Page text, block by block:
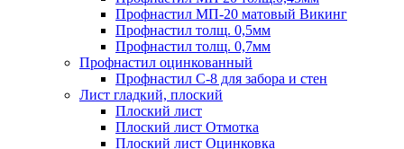
Профнастил МП-20 матовый Викинг
Профнастил толщ. 0,5мм
Профнастил толщ. 0,7мм
Профнастил оцинкованный
Профнастил С-8 для забора и стен
Лист гладкий, плоский
Плоский лист
Плоский лист Отмотка
Плоский лист Оцинковка